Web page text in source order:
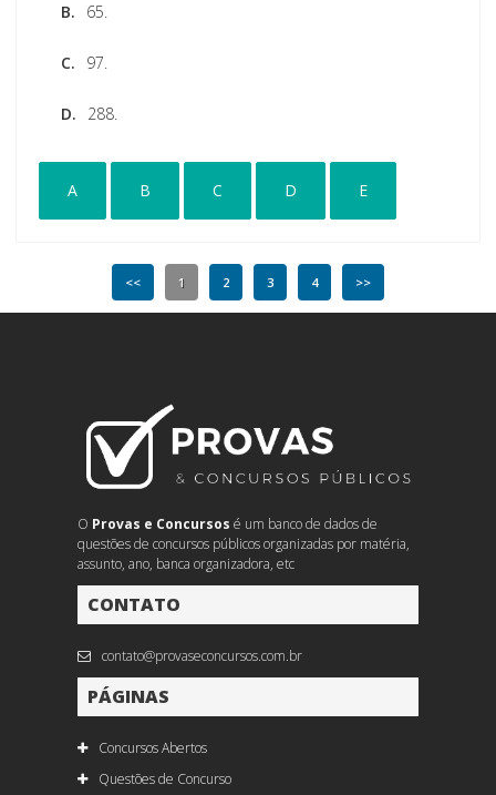
B. 65.
C. 97.
D. 288.
A B C D E
<< 1 2 3 4 >>
O Provas e Concursos é um banco de dados de
questões de concursos públicos organizadas por matéria,
assunto, ano, banca organizadora, etc
CONTATO
contato@provaseconcursos.com.br
PÁGINAS
Concursos Abertos
Questões de Concurso